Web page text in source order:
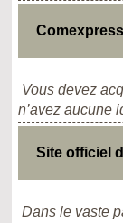
Vous devez
n’avez aucune
Site officiel
Dans le vaste